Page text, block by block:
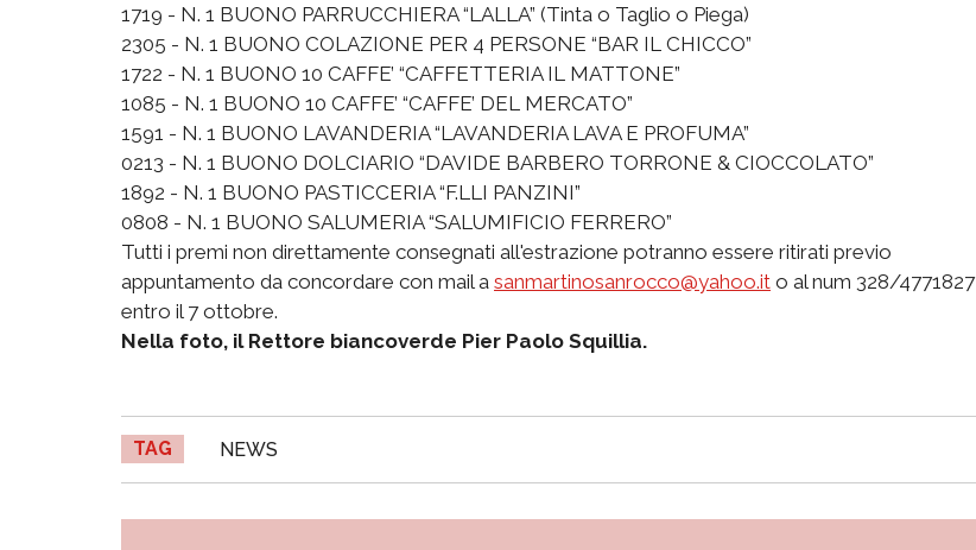
1719 - N. 1 BUONO PARRUCCHIERA “LALLA” (Tinta o Taglio o Piega)
2305 - N. 1 BUONO COLAZIONE PER 4 PERSONE “BAR IL CHICCO”
1722 - N. 1 BUONO 10 CAFFE’ “CAFFETTERIA IL MATTONE”
1085 - N. 1 BUONO 10 CAFFE’ “CAFFE’ DEL MERCATO”
1591 - N. 1 BUONO LAVANDERIA “LAVANDERIA LAVA E PROFUMA”
0213 - N. 1 BUONO DOLCIARIO “DAVIDE BARBERO TORRONE & CIOCCOLATO”
1892 - N. 1 BUONO PASTICCERIA “F.LLI PANZINI”
0808 - N. 1 BUONO SALUMERIA “SALUMIFICIO FERRERO”
Tutti i premi non direttamente consegnati all'estrazione potranno essere ritirati previo
appuntamento da concordare con mail a sanmartinosanrocco@yahoo.it o al num 328/4771827
entro il 7 ottobre.
Nella foto, il Rettore biancoverde Pier Paolo Squillia.
TAG NEWS